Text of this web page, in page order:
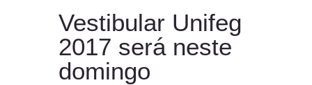
Vestibular Unifeg
2017 será neste
domingo